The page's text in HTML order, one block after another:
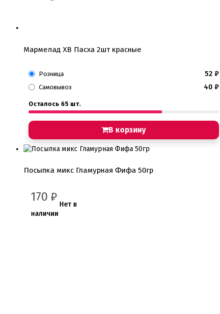
Мармелад ХВ Пасха 2шт красные
Розница 52 ₽
Самовывоз 40 ₽
Осталось 65 шт.
В корзину
Посыпка микс Гламурная Фифа 50гр
170 ₽
Нет в
наличии